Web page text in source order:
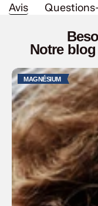
Avis
Notre
MAGNÉSIUM